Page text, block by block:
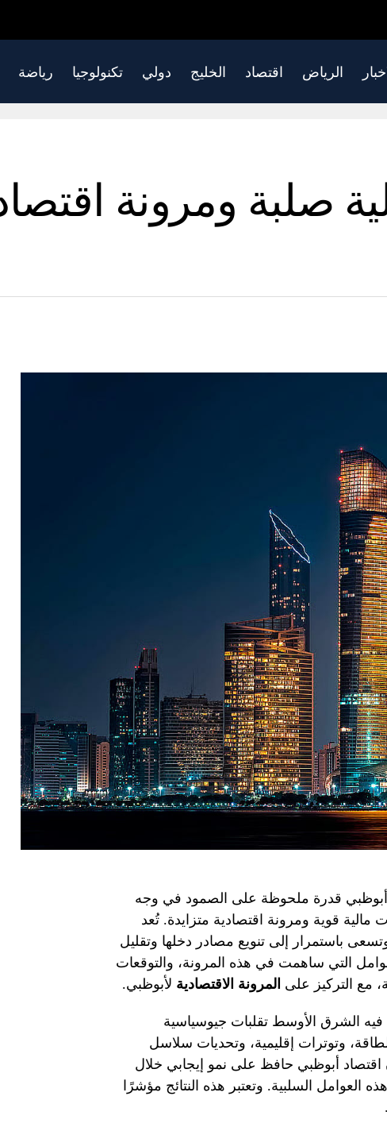
الرياض اقتصاد الخليج دولي تكنولوجيا رياضة
صلبة ومرونة
أبوظبي قدرة ملحوظة على الصمود في وجه
مالية قوية ومرونة اقتصادية متزايدة. تُعد
باستمرار إلى تنويع مصادر دخلها وتقليل
التي ساهمت في هذه المرونة، والتوقعات
مع التركيز على المرونة الاقتصادية لأبوظبي.
الشرق الأوسط تقلبات جيوسياسية
وتوترات إقليمية، وتحديات سلاسل
أن اقتصاد أبوظبي حافظ على نمو إيجابي خلال
على الرغم من هذه العوامل السلبية. وتعتبر هذه النتائج مؤشرًا